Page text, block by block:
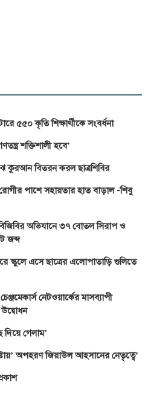
৫৫০ কৃতি শিক্ষার্থীকে সংবর্ধনা
শক্তিশালী হবে’
কুরআন বিতরন করল ছাত্রশিবির
পাশে সহায়তার হাত বাড়াল -শিবু
অভিযানে ৩৭ বোতল সিরাপ ও
জব্দ
স্কুলে এসে ছাত্রের এলোপাতাড়ি গুলিতে
নেটওয়ার্কের মাসব্যাপী
গেলাম’
অপহরণ জিয়াউল আহসানের নেতৃত্বে’